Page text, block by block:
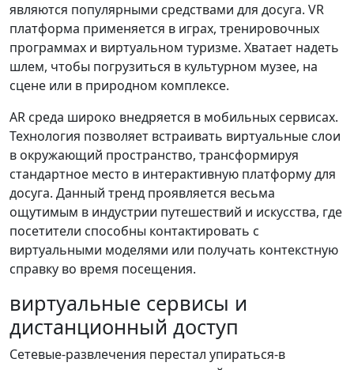
являются популярными средствами для досуга. VR
платформа применяется в играх, тренировочных
программах и виртуальном туризме. Хватает надеть
шлем, чтобы погрузиться в культурном музее, на
сцене или в природном комплексе.
AR среда широко внедряется в мобильных сервисах.
Технология позволяет встраивать виртуальные слои
в окружающий пространство, трансформируя
стандартное место в интерактивную платформу для
досуга. Данный тренд проявляется весьма
ощутимым в индустрии путешествий и искусства, где
посетители способны контактировать с
виртуальными моделями или получать контекстную
справку во время посещения.
виртуальные сервисы и
дистанционный доступ
Сетевые-развлечения перестал упираться-в